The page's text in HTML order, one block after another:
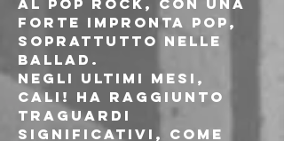
al pop rock, con una
forte impronta pop,
soprattutto nelle
ballad.
Negli ultimi mesi,
CALI! ha raggiunto
traguardi
significativi, come